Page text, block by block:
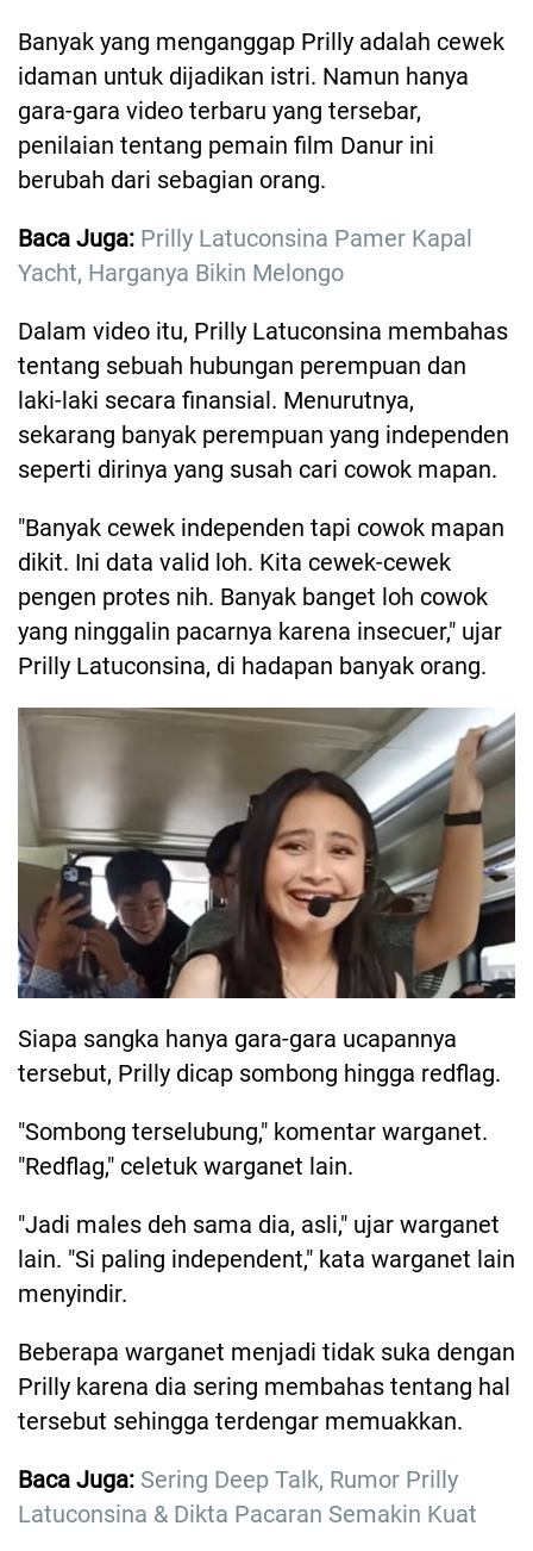
Banyak yang menganggap Prilly adalah cewek
idaman untuk dijadikan istri. Namun hanya
gara-gara video terbaru yang tersebar,
penilaian tentang pemain film Danur ini
berubah dari sebagian orang.
Baca Juga: Prilly Latuconsina Pamer Kapal
Yacht, Harganya Bikin Melongo
Dalam video itu, Prilly Latuconsina membahas
tentang sebuah hubungan perempuan dan
laki-laki secara finansial. Menurutnya,
sekarang banyak perempuan yang independen
seperti dirinya yang susah cari cowok mapan.
"Banyak cewek independen tapi cowok mapan
dikit. Ini data valid loh. Kita cewek-cewek
pengen protes nih. Banyak banget loh cowok
yang ninggalin pacarnya karena insecuer," ujar
Prilly Latuconsina, di hadapan banyak orang.
Siapa sangka hanya gara-gara ucapannya
tersebut, Prilly dicap sombong hingga redflag.
"Sombong terselubung," komentar warganet.
"Redflag," celetuk warganet lain.
"Jadi males deh sama dia, asli," ujar warganet
lain. "Si paling independent," kata warganet lain
menyindir.
Beberapa warganet menjadi tidak suka dengan
Prilly karena dia sering membahas tentang hal
tersebut sehingga terdengar memuakkan.
Baca Juga: Sering Deep Talk, Rumor Prilly
Latuconsina & Dikta Pacaran Semakin Kuat